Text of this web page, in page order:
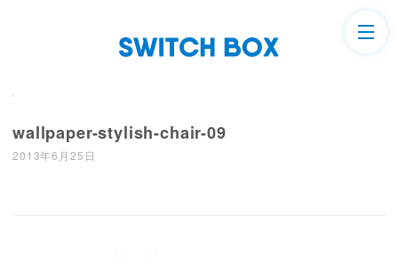
wallpaper-stylish-chair-09
2013年6月25日